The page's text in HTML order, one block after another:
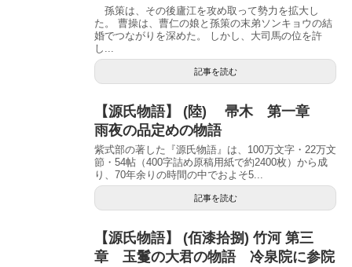
孫策は、その後廬江を攻め取って勢力を拡大し
た。 曹操は、曹仁の娘と孫策の末弟ソンキョウの結
婚でつながりを深めた。 しかし、大司馬の位を許
し...
記事を読む
【源氏物語】 (陸) 帚木 第一章
雨夜の品定めの物語
紫式部の著した『源氏物語』は、100万文字・22万文
節・54帖（400字詰め原稿用紙で約2400枚）から成
り、70年余りの時間の中でおよそ5...
記事を読む
【源氏物語】 (佰漆拾捌) 竹河 第三
章 玉鬘の大君の物語 冷泉院に参院